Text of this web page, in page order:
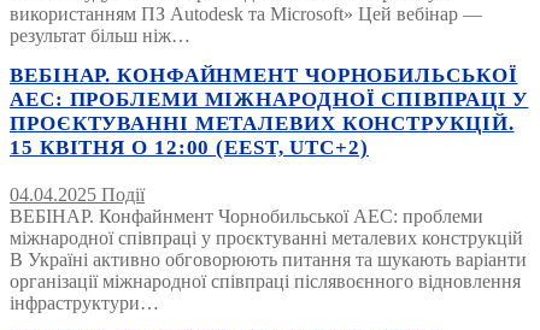
використанням ПЗ Autodesk та Microsoft» Цей вебінар —
результат більш ніж…
ВЕБІНАР. КОНФАЙНМЕНТ ЧОРНОБИЛЬСЬКОЇ
АЕС: ПРОБЛЕМИ МІЖНАРОДНОЇ СПІВПРАЦІ У
ПРОЄКТУВАННІ МЕТАЛЕВИХ КОНСТРУКЦІЙ.
15 КВІТНЯ О 12:00 (EEST, UTC+2)
04.04.2025 Події
ВЕБІНАР. Конфайнмент Чорнобильської АЕС: проблеми
міжнародної співпраці у проєктуванні металевих конструкцій
В Україні активно обговорюють питання та шукають варіанти
організації міжнародної співпраці післявоєнного відновлення
інфраструктури…